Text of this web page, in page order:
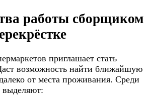
работы сборщиком
приглашает стать
возможность найти ближайшую
от места проживания. Среди
выделяют: